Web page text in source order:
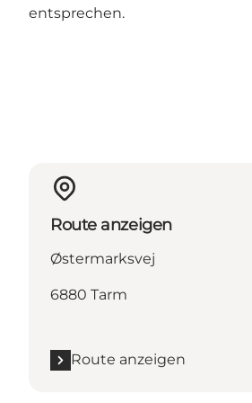
entsprechen.
Route anzeigen
Østermarksvej
6880 Tarm
Route anzeigen